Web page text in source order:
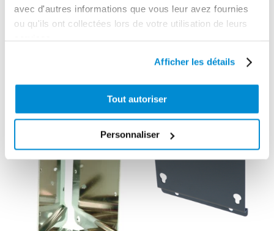
avec d'autres informations que vous leur avez fournies
ou qu'ils ont collectées lors de votre utilisation de leurs
Afficher les détails
Tout autoriser
Personnaliser
CES PRODUITS PEUVENT VOUS